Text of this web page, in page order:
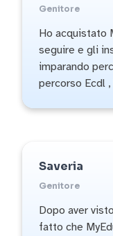
Genitore
Ho acquistato
seguire e gli
imparando
percorso Ecdl
Saveria
Genitore
Dopo aver
fatto che